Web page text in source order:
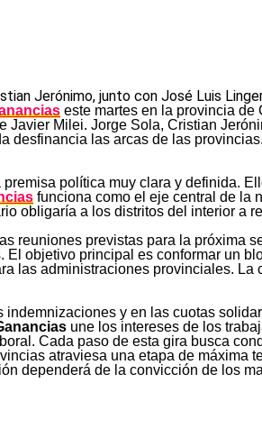
Jerónimo, junto con José Luis
este martes en la provincia de
Javier Milei. Jorge Sola, Cristian
desfinancia las arcas de las
política muy clara y definida.
funciona como el eje central de la
obligaría a los distritos del interior a
reuniones previstas para la próxima
objetivo principal es conformar un
las administraciones provinciales.
y en las cuotas
une los intereses de los
Cada paso de esta gira busca
atraviesa una etapa de máxima
dependerá de la convicción de los